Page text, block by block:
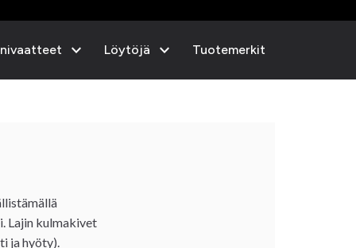
expand_more Löytöjä expand_more Tuotemerkit
Lajin kulmakivet
ja hyöty).